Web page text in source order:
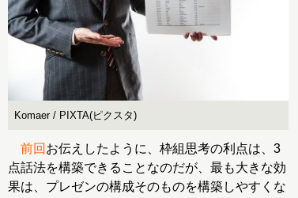
Komaer / PIXTA(ピクスタ)
前回 お伝えしたように、枠組思考の利点は、3
点話法を構築できることなのだが、最も大きな効
果は、プレゼンの構成そのものを構築しやすくな